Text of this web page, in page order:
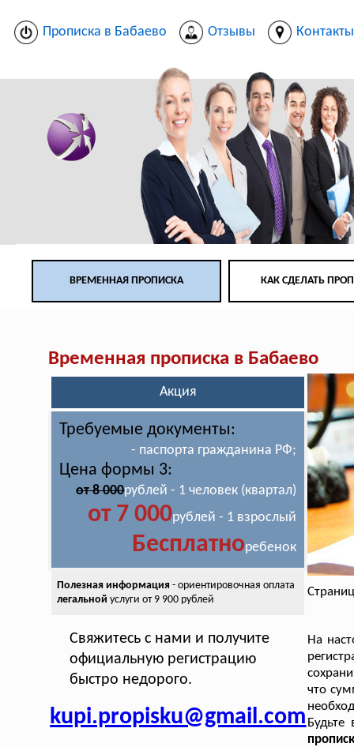
Прописка в Бабаево Отзывы Контакты
ВРЕМЕННАЯ ПРОПИСКА КАК СДЕЛАТЬ
Временная прописка в Бабаево
Акция
Требуемые документы:
- паспорта гражданина РФ;
Цена формы 3:
от 8 000рублей - 1 человек (квартал)
от 7 000рублей - 1 взрослый
Бесплатноребенок
Полезная информация- ориентировочная оплата
легальной услуги от 9 900 рублей
Свяжитесь с нами и получите
официальную регистрацию
быстро недорого.
kupi.propisku@gmail.com
На
что